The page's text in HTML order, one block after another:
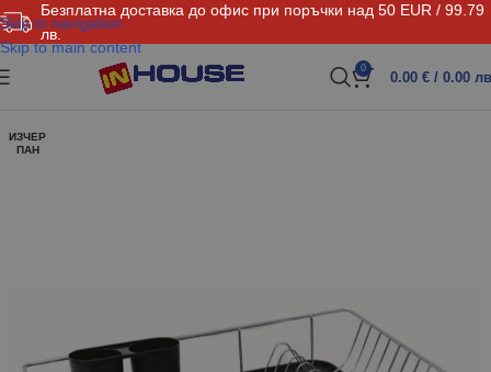
Безплатна доставка до офис при поръчки над 50 EUR / 99.79
лв.
Skip to navigation
Skip to main content
0
0.00 € / 0.00
ИЗЧЕР
ПАН